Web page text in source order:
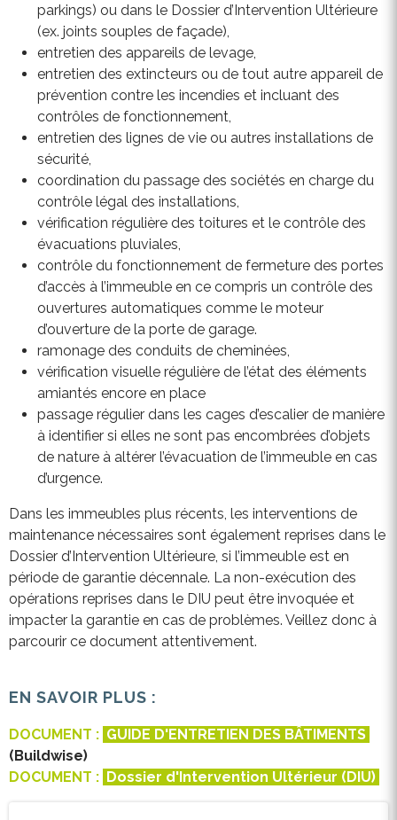
parkings) ou dans le Dossier d’Intervention Ultérieure
(ex. joints souples de façade),
entretien des appareils de levage,
entretien des extincteurs ou de tout autre appareil de
prévention contre les incendies et incluant des
contrôles de fonctionnement,
entretien des lignes de vie ou autres installations de
sécurité,
coordination du passage des sociétés en charge du
contrôle légal des installations,
vérification régulière des toitures et le contrôle des
évacuations pluviales,
contrôle du fonctionnement de fermeture des portes
d’accès à l’immeuble en ce compris un contrôle des
ouvertures automatiques comme le moteur
d’ouverture de la porte de garage.
ramonage des conduits de cheminées,
vérification visuelle régulière de l’état des éléments
amiantés encore en place
passage régulier dans les cages d’escalier de manière
à identifier si elles ne sont pas encombrées d’objets
de nature à altérer l’évacuation de l’immeuble en cas
d’urgence.
Dans les immeubles plus récents, les interventions de
maintenance nécessaires sont également reprises dans le
Dossier d’Intervention Ultérieure, si l’immeuble est en
période de garantie décennale. La non-exécution des
opérations reprises dans le DIU peut être invoquée et
impacter la garantie en cas de problèmes. Veillez donc à
parcourir ce document attentivement.
EN SAVOIR PLUS :
DOCUMENT : GUIDE D'ENTRETIEN DES BÂTIMENTS
(Buildwise)
DOCUMENT : Dossier d'Intervention Ultérieur (DIU)